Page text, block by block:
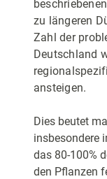
zu längeren
Zahl der
Deutschland
ansteigen.
Dies beutet
insbesondere
das 80-100%
den Pflanzen